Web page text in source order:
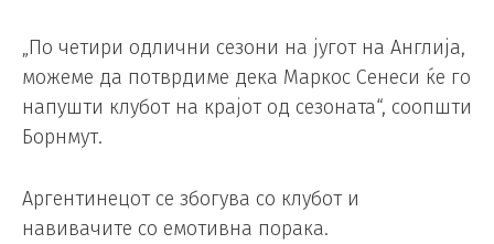
„По четири одлични сезони на југот на Англија,
можеме да потврдиме дека Маркос Сенеси ќе го
напушти клубот на крајот од сезоната“, соопшти
Борнмут.
Аргентинецот се збогува со клубот и
навивачите со емотивна порака.